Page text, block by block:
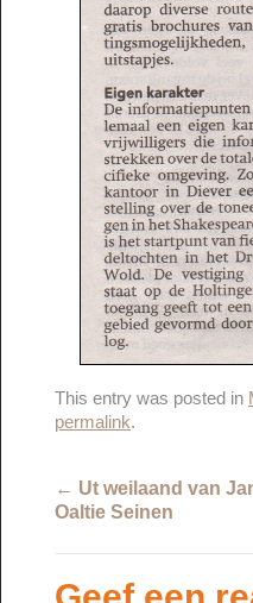
This entry was posted in
permalink.
← Ut weilaand van
Oaltie Seinen